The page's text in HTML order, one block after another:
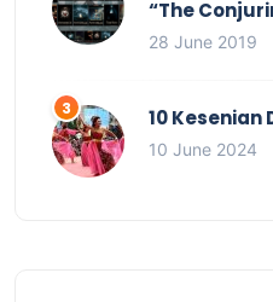
“The
28 June 2019
10 Kesenian
10 June 2024